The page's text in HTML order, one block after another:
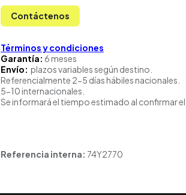
Contáctenos
Términos y condiciones
Garantía: 6 meses
Envío: plazos variables según destino.
Referencialmente 2-5 días hábiles nacionales.
5-10 internacionales.
Se informará el tiempo estimado al confirmar
Referencia interna: 74Y2770